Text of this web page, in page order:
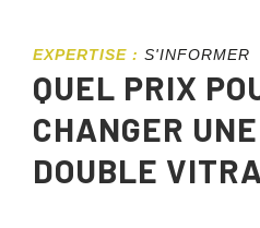
EXPERTISE : S'INFORMER
QUEL PRIX
CHANGER
DOUBLE